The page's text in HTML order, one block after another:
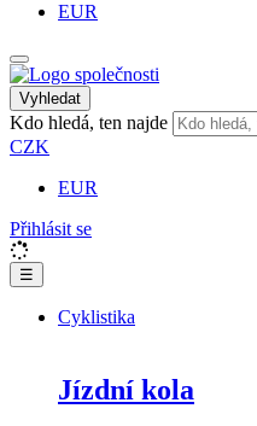
EUR
Vyhledat
Kdo hledá, ten najde
CZK
EUR
Přihlásit se
☰
Cyklistika
Jízdní kola